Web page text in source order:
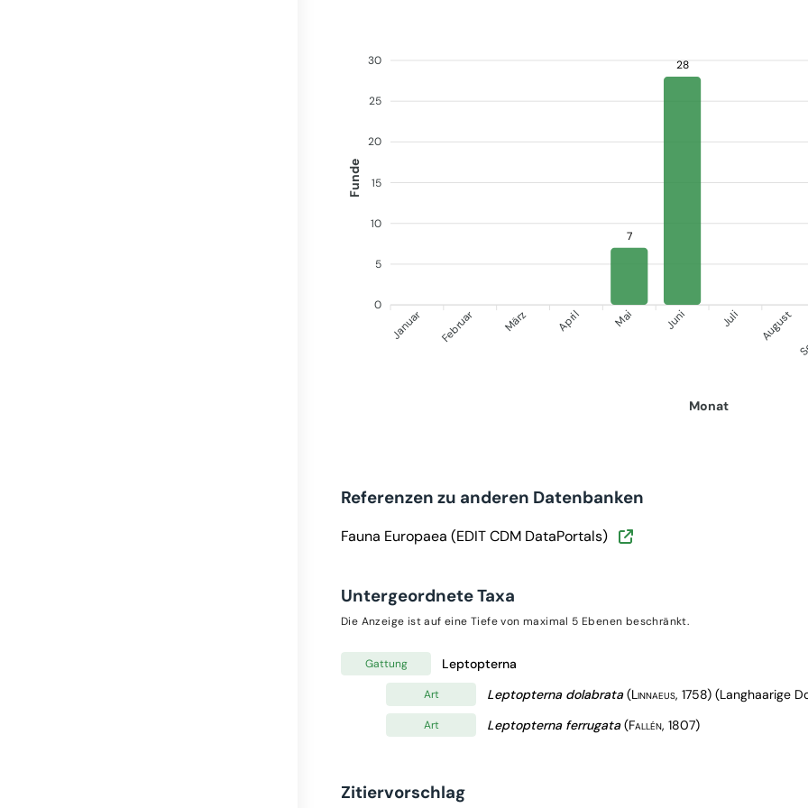
30
25
20
15
10
5
0
Funde
7
28
Januar Februar März April Mai Juni Juli August
Monat
Referenzen zu anderen Datenbanken
Fauna Europaea (EDIT CDM DataPortals)
Untergeordnete Taxa
Die Anzeige ist auf eine Tiefe von maximal 5 Ebenen beschränkt.
Gattung Leptopterna
Art Leptopterna dolabrata (Linnaeus, 1758) (Langhaarige
Art Leptopterna ferrugata (Fallén, 1807)
Zitiervorschlag